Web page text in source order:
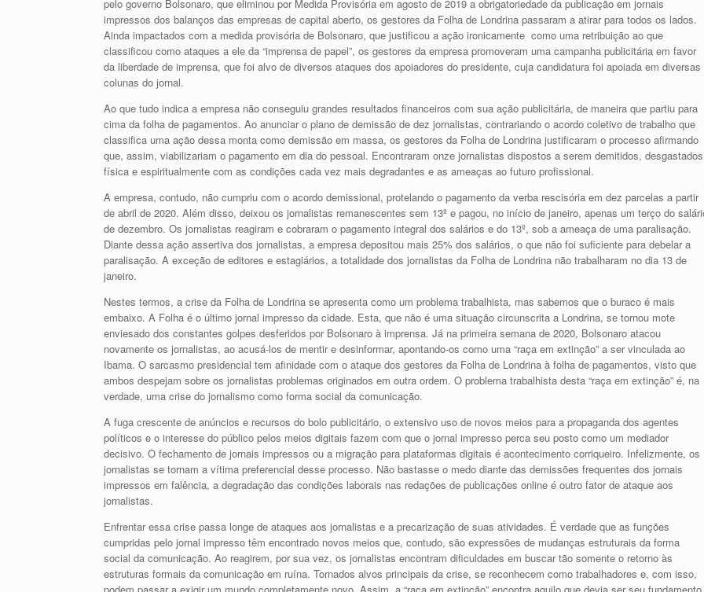
pelo governo Bolsonaro, que eliminou por Medida Provisória em agosto de 2019 a obrigatoriedade da publicação em jornais
impressos dos balanços das empresas de capital aberto, os gestores da Folha de Londrina passaram a atirar para todos os lados.
Ainda impactados com a medida provisória de Bolsonaro, que justificou a ação ironicamente como uma retribuição ao que
classificou como ataques a ele da “imprensa de papel”, os gestores da empresa promoveram uma campanha publicitária em favor
da liberdade de imprensa, que foi alvo de diversos ataques dos apoiadores do presidente, cuja candidatura foi apoiada em diversas
colunas do jornal.
Ao que tudo indica a empresa não conseguiu grandes resultados financeiros com sua ação publicitária, de maneira que partiu para
cima da folha de pagamentos. Ao anunciar o plano de demissão de dez jornalistas, contrariando o acordo coletivo de trabalho que
classifica uma ação dessa monta como demissão em massa, os gestores da Folha de Londrina justificaram o processo afirmando
que, assim, viabilizariam o pagamento em dia do pessoal. Encontraram onze jornalistas dispostos a serem demitidos, desgastados
física e espiritualmente com as condições cada vez mais degradantes e as ameaças ao futuro profissional.
A empresa, contudo, não cumpriu com o acordo demissional, protelando o pagamento da verba rescisória em dez parcelas a partir
de abril de 2020. Além disso, deixou os jornalistas remanescentes sem 13º e pagou, no início de janeiro, apenas um terço do
de dezembro. Os jornalistas reagiram e cobraram o pagamento integral dos salários e do 13º, sob a ameaça de uma paralisação.
Diante dessa ação assertiva dos jornalistas, a empresa depositou mais 25% dos salários, o que não foi suficiente para debelar a
paralisação. A exceção de editores e estagiários, a totalidade dos jornalistas da Folha de Londrina não trabalharam no dia 13 de
janeiro.
Nestes termos, a crise da Folha de Londrina se apresenta como um problema trabalhista, mas sabemos que o buraco é mais
embaixo. A Folha é o último jornal impresso da cidade. Esta, que não é uma situação circunscrita a Londrina, se tornou mote
enviesado dos constantes golpes desferidos por Bolsonaro à imprensa. Já na primeira semana de 2020, Bolsonaro atacou
novamente os jornalistas, ao acusá-los de mentir e desinformar, apontando-os como uma “raça em extinção” a ser vinculada ao
Ibama. O sarcasmo presidencial tem afinidade com o ataque dos gestores da Folha de Londrina à folha de pagamentos, visto que
ambos despejam sobre os jornalistas problemas originados em outra ordem. O problema trabalhista desta “raça em extinção” é, na
verdade, uma crise do jornalismo como forma social da comunicação.
A fuga crescente de anúncios e recursos do bolo publicitário, o extensivo uso de novos meios para a propaganda dos agentes
políticos e o interesse do público pelos meios digitais fazem com que o jornal impresso perca seu posto como um mediador
decisivo. O fechamento de jornais impressos ou a migração para plataformas digitais é acontecimento corriqueiro. Infelizmente, os
jornalistas se tornam a vítima preferencial desse processo. Não bastasse o medo diante das demissões frequentes dos jornais
impressos em falência, a degradação das condições laborais nas redações de publicações online é outro fator de ataque aos
jornalistas.
Enfrentar essa crise passa longe de ataques aos jornalistas e a precarização de suas atividades. É verdade que as funções
cumpridas pelo jornal impresso têm encontrado novos meios que, contudo, são expressões de mudanças estruturais da forma
social da comunicação. Ao reagirem, por sua vez, os jornalistas encontram dificuldades em buscar tão somente o retorno às
estruturas formais da comunicação em ruína. Tornados alvos principais da crise, se reconhecem como trabalhadores e, com isso,